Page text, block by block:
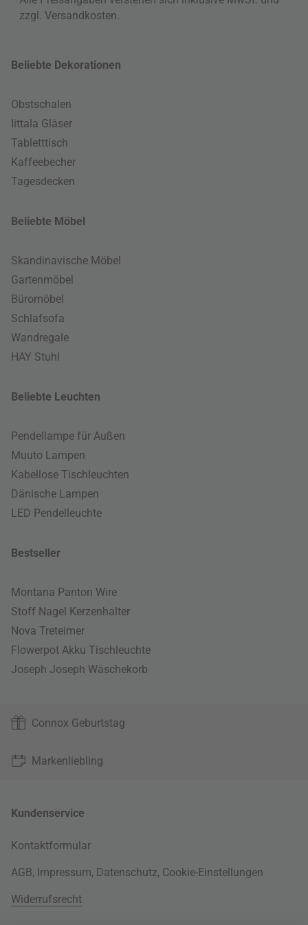
zzgl. Versandkosten.
Beliebte Dekorationen
Obstschalen
Iittala Gläser
Tabletttisch
Kaffeebecher
Tagesdecken
Beliebte Möbel
Skandinavische Möbel
Gartenmöbel
Büromöbel
Schlafsofa
Wandregale
HAY Stuhl
Beliebte Leuchten
Pendellampe für Außen
Muuto Lampen
Kabellose Tischleuchten
Dänische Lampen
LED Pendelleuchte
Bestseller
Montana Panton Wire
Stoff Nagel Kerzenhalter
Nova Treteimer
Flowerpot Akku Tischleuchte
Joseph Joseph Wäschekorb
Connox Geburtstag
Markenliebling
Kundenservice
Kontaktformular
AGB, Impressum, Datenschutz, Cookie-Einstellungen
Widerrufsrecht